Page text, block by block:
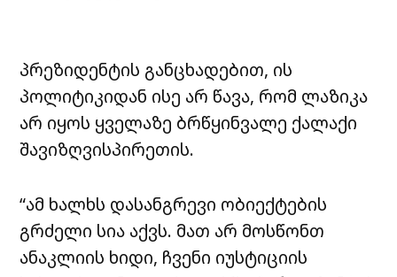
პრეზიდენტის განცხადებით, ის
პოლიტიკიდან ისე არ წავა, რომ ლაზიკა
არ იყოს ყველაზე ბრწყინვალე ქალაქი
შავიზღვისპირეთის.
“ამ ხალხს დასანგრევი ობიექტების
გრძელი სია აქვს. მათ არ მოსწონთ
ანაკლიის ხიდი, ჩვენი იუსტიციის